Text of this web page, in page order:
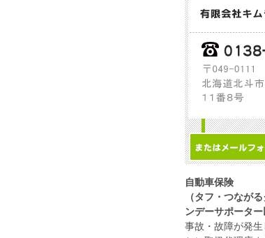
自動車保険
（タフ・つなが
ンデーサポータ
事故・故障が発